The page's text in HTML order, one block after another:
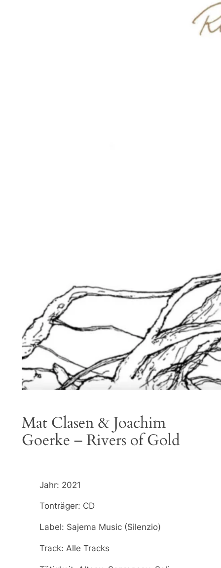
Mat Clasen & Joachim
Goerke – Rivers of Gold
Jahr: 2021
Tonträger: CD
Label: Sajema Music (Silenzio)
Track: Alle Tracks